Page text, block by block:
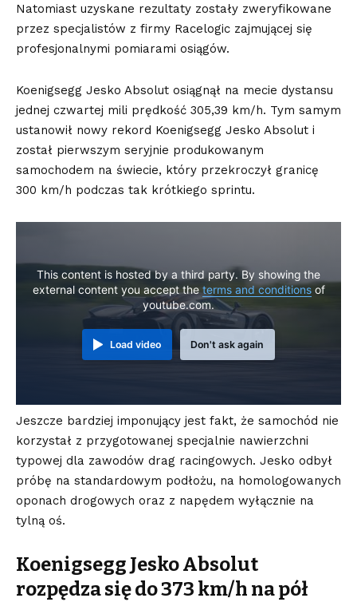
Natomiast uzyskane rezultaty zostały zweryfikowane
przez specjalistów z firmy Racelogic zajmującej się
profesjonalnymi pomiarami osiągów.
Koenigsegg Jesko Absolut osiągnął na mecie dystansu
jednej czwartej mili prędkość 305,39 km/h. Tym samym
ustanowił nowy rekord Koenigsegg Jesko Absolut i
został pierwszym seryjnie produkowanym
samochodem na świecie, który przekroczył granicę
300 km/h podczas tak krótkiego sprintu.
This content is hosted by a third party. By showing the
external content you accept theterms and conditionsof
youtube.com.
Load video Don't ask again
Jeszcze bardziej imponujący jest fakt, że samochód nie
korzystał z przygotowanej specjalnie nawierzchni
typowej dla zawodów drag racingowych. Jesko odbył
próbę na standardowym podłożu, na homologowanych
oponach drogowych oraz z napędem wyłącznie na
tylną oś.
Koenigsegg Jesko Absolut
rozpędza się do 373 km/h na pół